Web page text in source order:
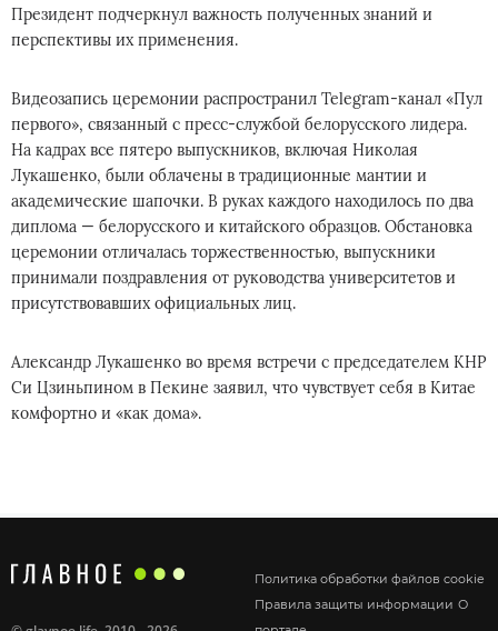
Президент подчеркнул важность полученных знаний и
перспективы их применения.
Видеозапись церемонии распространил Telegram-канал «Пул
первого», связанный с пресс-службой белорусского лидера.
На кадрах все пятеро выпускников, включая Николая
Лукашенко, были облачены в традиционные мантии и
академические шапочки. В руках каждого находилось по два
диплома — белорусского и китайского образцов. Обстановка
церемонии отличалась торжественностью, выпускники
принимали поздравления от руководства университетов и
присутствовавших официальных лиц.
Александр Лукашенко во время встречи с председателем КНР
Си Цзиньпином в Пекине заявил, что чувствует себя в Китае
комфортно и «как дома».
Политика обработки файлов cookie
Правила защиты информации О